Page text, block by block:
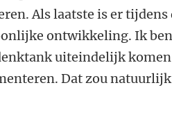
Als laatste is er
ontwikkeling. Ik
uiteindelijk
Dat zou